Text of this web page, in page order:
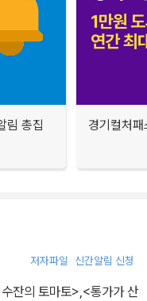
림 총집
경기컬처
저자파일 신간알림 신청
잔의 토마토>,<통가가 산